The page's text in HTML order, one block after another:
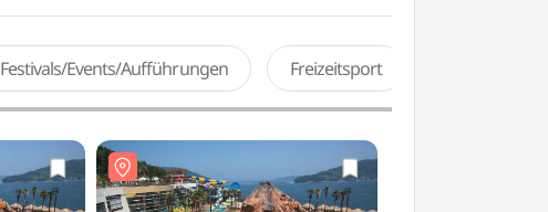
Festivals/Events/Aufführungen Freizeitsport